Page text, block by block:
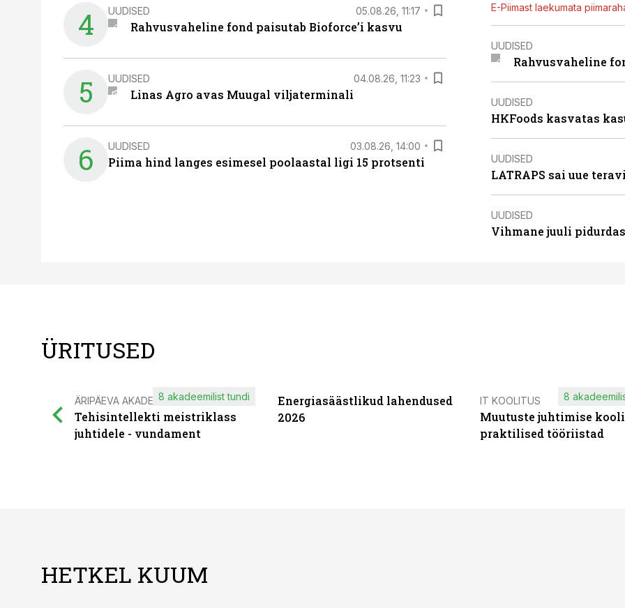
4 UUDISED 05.08.26, 11:17
Rahvusvaheline fond paisutab Bioforce’i kasvu
5 UUDISED 04.08.26, 11:23
Linas Agro avas Muugal viljaterminali
6 UUDISED 03.08.26, 14:00
Piima hind langes esimesel poolaastal ligi 15 protsenti
E-Piimast laekumata
UUDISED
Rahvusvaheline
UUDISED
HKFoods kasvatas
UUDISED
LATRAPS sai uue
UUDISED
Vihmane juuli
ÜRITUSED
ÄRIPÄEVA AKADEEMIA
Tehisintellekti meistriklass
juhtidele - vundament
8 akadeemilist tundi
Energiasäästlikud lahendused
2026
IT KOOLITUS
Muutuste juhtimise
praktilised tööriistad
8
HETKEL KUUM